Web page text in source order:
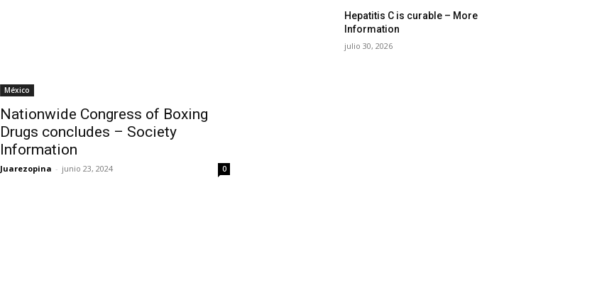
México
Nationwide Congress of Boxing
Drugs concludes – Society
Information
Juarezopina - junio 23, 2024 0
Hepatitis C is curable – More
Information
julio 30, 2026